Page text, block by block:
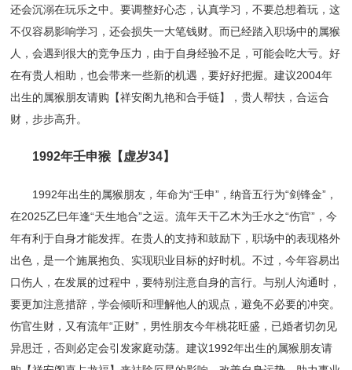
还会沉溺在玩乐之中。要调整好心态，认真学习，不要总想着玩，这
不仅容易影响学习，还会损失一大笔钱财。而已经踏入职场中的属猴
人，会遇到很大的竞争压力，由于自身经验不足，可能会吃大亏。好
在有贵人相助，也会带来一些新的机遇，要好好把握。建议2004年
出生的属猴朋友请购【祥安阁九艳和合手链】，贵人帮扶，合运合
财，步步高升。
1992年壬申猴【虚岁34】
1992年出生的属猴朋友，年命为“壬申”，纳音五行为“剑锋金”，
在2025乙巳年逢“天生地合”之运。流年天干乙木为壬水之“伤官”，今
年有利于自身才能发挥。在贵人的支持和鼓励下，职场中的表现格外
出色，是一个施展抱负、实现职业目标的好时机。不过，今年容易出
口伤人，在发展的过程中，要特别注意自身的言行。与别人沟通时，
要更加注意措辞，学会倾听和理解他人的观点，避免不必要的冲突。
伤官生财，又有流年“正财”，男性朋友今年桃花旺盛，已婚者切勿见
异思迁，否则必定会引发家庭动荡。建议1992年出生的属猴朋友请